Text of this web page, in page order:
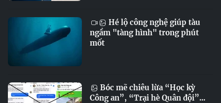
Hé lộ công nghệ giúp tàu
ngầm "tàng hình" trong phút
mốt
Bóc mẽ chiêu lừa “Học kỳ
Công an”, “Trại hè Quân đội”...